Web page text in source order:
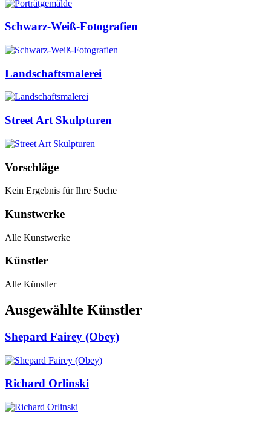
Schwarz-Weiß-Fotografien
Landschaftsmalerei
Street Art Skulpturen
Vorschläge
Kein Ergebnis für Ihre Suche
Kunstwerke
Alle Kunstwerke
Künstler
Alle Künstler
Ausgewählte Künstler
Shepard Fairey (Obey)
Richard Orlinski